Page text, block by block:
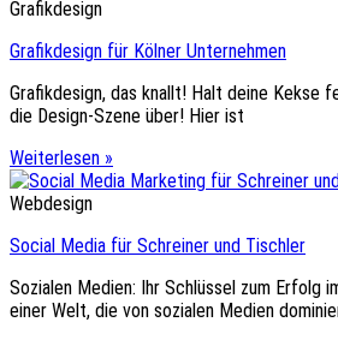
Grafikdesign
Grafikdesign für Kölner Unternehmen
Grafikdesign, das knallt! Halt deine Kekse
die Design-Szene über! Hier ist
Weiterlesen »
Webdesign
Social Media für Schreiner und Tischler
Sozialen Medien: Ihr Schlüssel zum Erfolg
einer Welt, die von sozialen Medien